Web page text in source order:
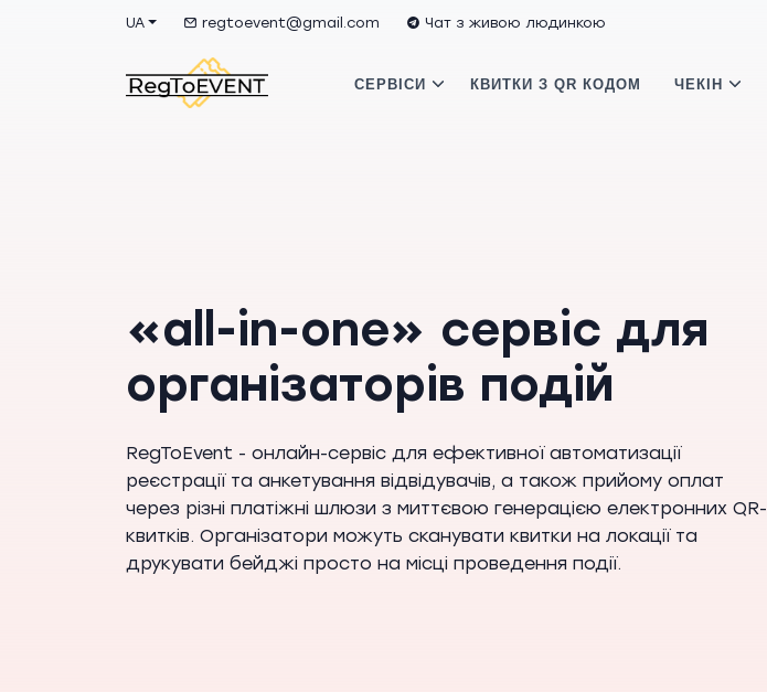
UA regtoevent@gmail.com Чат з живою людинкою
СЕРВІСИ КВИТКИ З QR КОДОМ ЧЕКІН
«all-in-one» сервіс для
організаторів подій
RegToEvent - онлайн-сервіс для ефективної автоматизації
реєстрації та анкетування відвідувачів, а також прийому оплат
через різні платіжні шлюзи з миттєвою генерацією електронних QR-
квитків. Організатори можуть сканувати квитки на локації та
друкувати бейджі просто на місці проведення події.